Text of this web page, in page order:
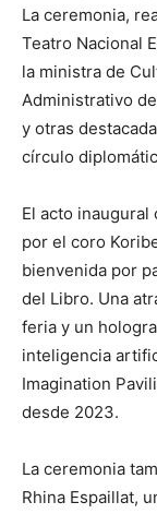
La ceremonia,
Teatro Nacional
la ministra de
Administrativo
y otras
círculo
El acto inaugural
por el coro
bienvenida por
del Libro. Una
feria y un
inteligencia
Imagination
desde 2023.
La ceremonia
Rhina Espaillat,